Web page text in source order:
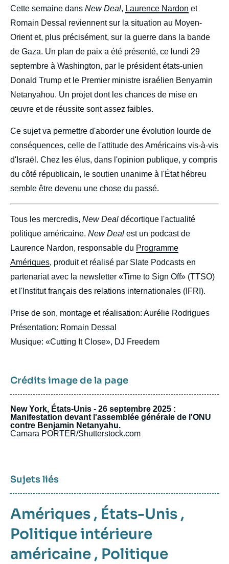
body
Cette semaine dans New Deal, Laurence Nardon et
Romain Dessal reviennent sur la situation au Moyen-
Orient et, plus précisément, sur la guerre dans la bande
de Gaza. Un plan de paix a été présenté, ce lundi 29
septembre à Washington, par le président états-unien
Donald Trump et le Premier ministre israélien Benyamin
Netanyahou. Un projet dont les chances de mise en
œuvre et de réussite sont assez faibles.
Ce sujet va permettre d'aborder une évolution lourde de
conséquences, celle de l'attitude des Américains vis-à-vis
d'Israël. Chez les élus, dans l'opinion publique, y compris
du côté républicain, le soutien unanime à l'État hébreu
semble être devenu une chose du passé.
Tous les mercredis, New Deal décortique l'actualité
politique américaine. New Deal est un podcast de
Laurence Nardon, responsable du Programme
Amériques, produit et réalisé par Slate Podcasts en
partenariat avec la newsletter «Time to Sign Off» (TTSO)
et l'Institut français des relations internationales (IFRI).
Prise de son, montage et réalisation: Aurélie Rodrigues
Présentation: Romain Dessal
Musique: «Cutting It Close», DJ Freedem
Crédits image de la page
New York, États-Unis - 26 septembre 2025 :
Manifestation devant l'assemblée générale de l'ONU
contre Benjamin Netanyahu.
Camara PORTER/Shutterstock.com
Sujets liés
Amériques , États-Unis ,
Politique intérieure
américaine , Politique